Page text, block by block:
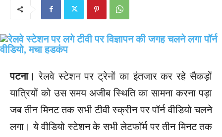
पटना। रेलवे स्टेशन पर ट्रेनों का इंतजार कर रहे सैकड़ों
यात्रियों को उस समय अजीब स्थिति का सामना करना पड़ा
जब तीन मिनट तक सभी टीवी स्क्रीन पर पॉर्न वीडियो चलने
लगा। ये वीडियो स्टेशन के सभी लेटफॉर्म पर तीन मिनट तक